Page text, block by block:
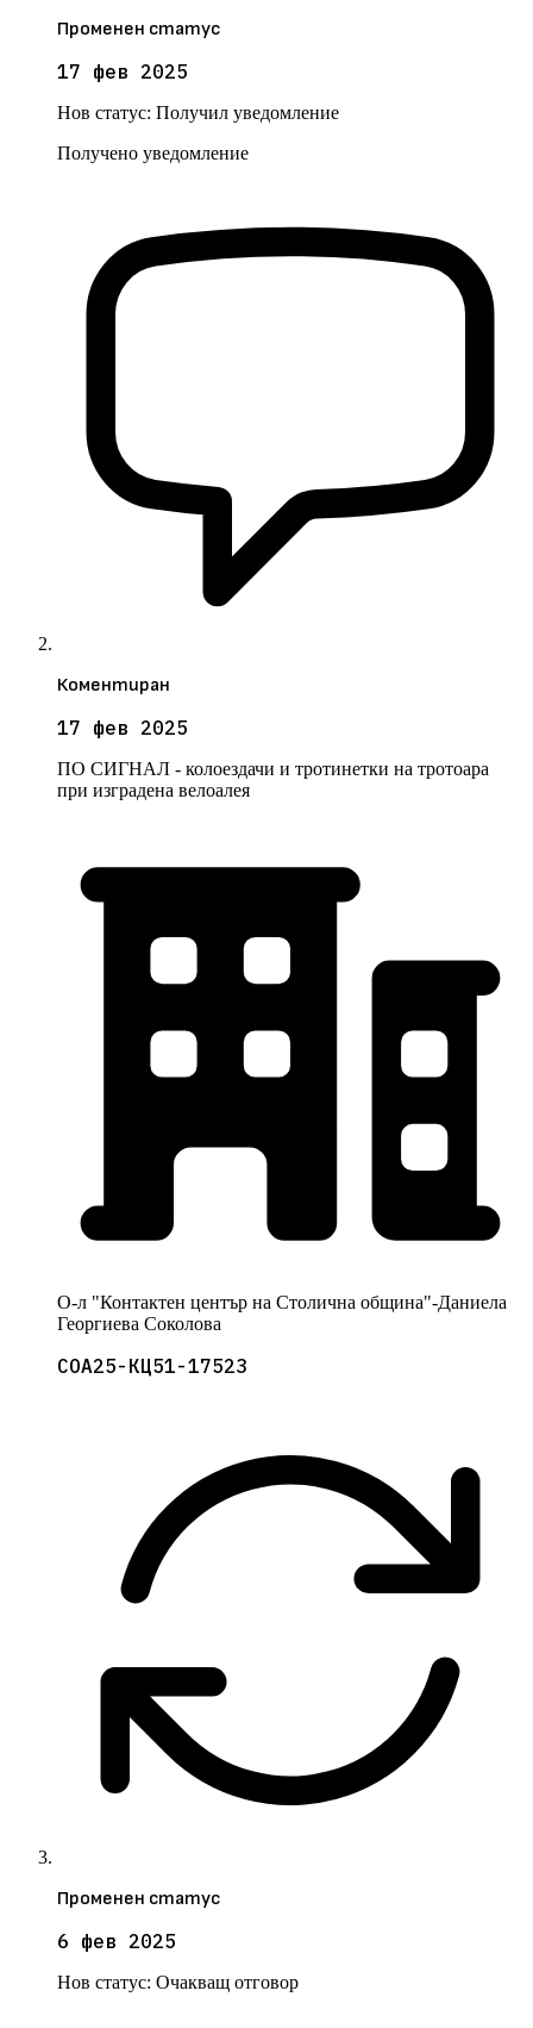
Променен статус
17 фев 2025
Нов статус: Получил уведомление
Получено уведомление
Коментиран
17 фев 2025
ПО СИГНАЛ - колоездачи и тротинетки на тротоара
при изградена велоалея
О-л "Контактен център на Столична община"-Даниела
Георгиева Соколова
СОА25-КЦ51-17523
Променен статус
6 фев 2025
Нов статус: Очакващ отговор